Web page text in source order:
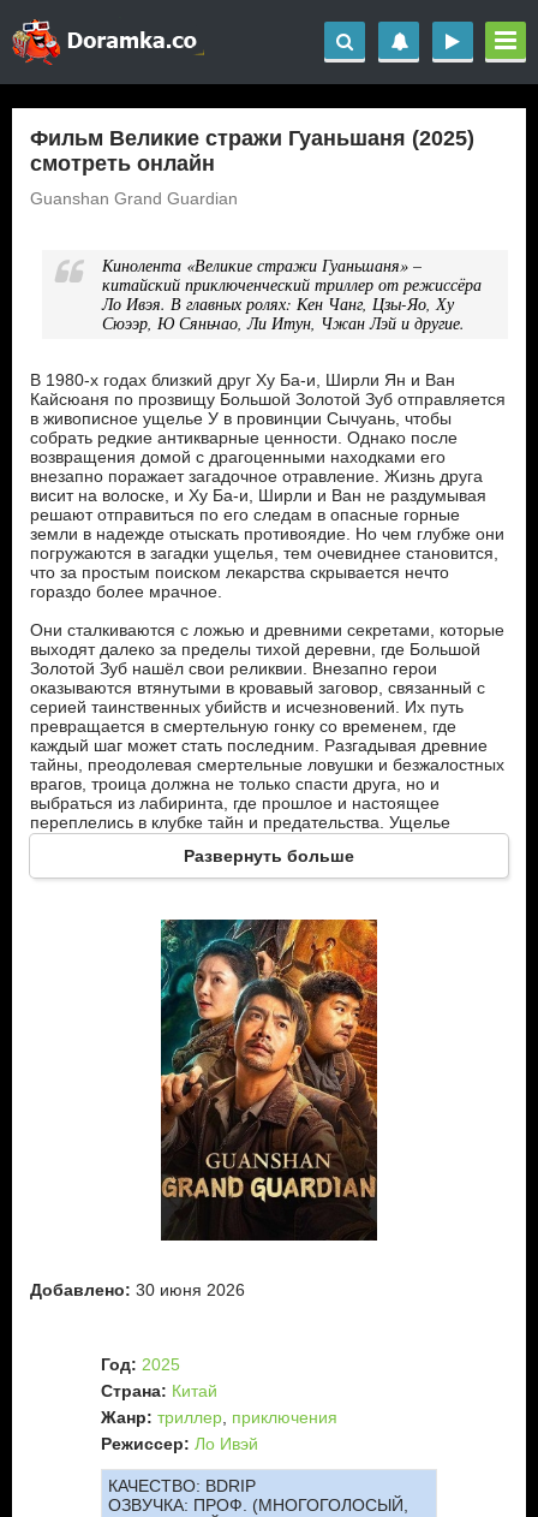
Фильм Великие стражи Гуаньшаня (2025)
смотреть онлайн
Guanshan Grand Guardian
Кинолента «Великие стражи Гуаньшаня» –
китайский приключенческий триллер от режиссёра
Ло Ивэя. В главных ролях: Кен Чанг, Цзы-Яо, Ху
Сюээр, Ю Сяньчао, Ли Итун, Чжан Лэй и другие.
В 1980-х годах близкий друг Ху Ба-и, Ширли Ян и Ван
Кайсюаня по прозвищу Большой Золотой Зуб отправляется
в живописное ущелье У в провинции Сычуань, чтобы
собрать редкие антикварные ценности. Однако после
возвращения домой с драгоценными находками его
внезапно поражает загадочное отравление. Жизнь друга
висит на волоске, и Ху Ба-и, Ширли и Ван не раздумывая
решают отправиться по его следам в опасные горные
земли в надежде отыскать противоядие. Но чем глубже они
погружаются в загадки ущелья, тем очевиднее становится,
что за простым поиском лекарства скрывается нечто
гораздо более мрачное.
Они сталкиваются с ложью и древними секретами, которые
выходят далеко за пределы тихой деревни, где Большой
Золотой Зуб нашёл свои реликвии. Внезапно герои
оказываются втянутыми в кровавый заговор, связанный с
серией таинственных убийств и исчезновений. Их путь
превращается в смертельную гонку со временем, где
каждый шаг может стать последним. Разгадывая древние
тайны, преодолевая смертельные ловушки и безжалостных
врагов, троица должна не только спасти друга, но и
выбраться из лабиринта, где прошлое и настоящее
переплелись в клубке тайн и предательства. Ущелье
раскрывает перед ними свои страшные тайны, и с каждым
новым открытием друзья понимают, что на кону стоит их
собственная судьба.
Развернуть больше
Добавлено: 30 июня 2026
Год: 2025
Страна: Китай
Жанр: триллер приключения
Режиссер: Ло Ивэй
КАЧЕСТВО: BDRIP
ОЗВУЧКА: ПРОФ. (МНОГОГОЛОСЫЙ,